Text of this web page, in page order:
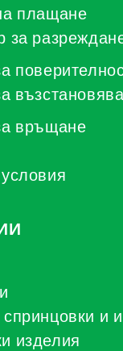
плащане
за
връщане
и
изделия